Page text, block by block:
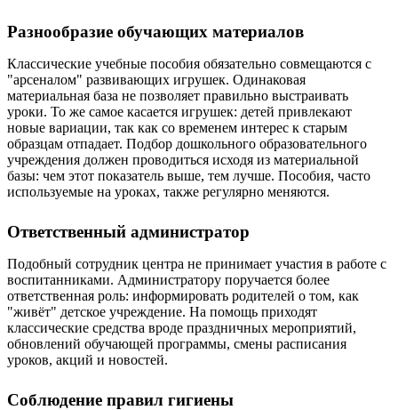
Разнообразие обучающих материалов
Классические учебные пособия обязательно совмещаются с
"арсеналом" развивающих игрушек. Одинаковая
материальная база не позволяет правильно выстраивать
уроки. То же самое касается игрушек: детей привлекают
новые вариации, так как со временем интерес к старым
образцам отпадает. Подбор дошкольного образовательного
учреждения должен проводиться исходя из материальной
базы: чем этот показатель выше, тем лучше. Пособия, часто
используемые на уроках, также регулярно меняются.
Ответственный администратор
Подобный сотрудник центра не принимает участия в работе с
воспитанниками. Администратору поручается более
ответственная роль: информировать родителей о том, как
"живёт" детское учреждение. На помощь приходят
классические средства вроде праздничных мероприятий,
обновлений обучающей программы, смены расписания
уроков, акций и новостей.
Соблюдение правил гигиены